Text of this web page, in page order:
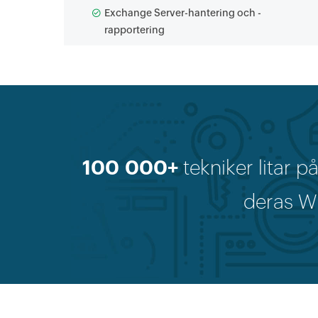
Exchange Server-hantering och -
rapportering
100 000+tekniker litar
deras